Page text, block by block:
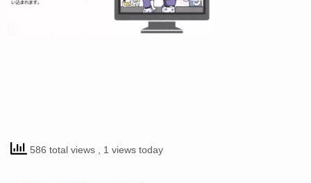
586 total views , 1 views today